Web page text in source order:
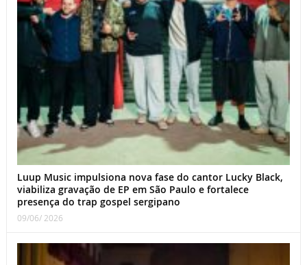
Luup Music impulsiona nova fase do cantor Lucky Black,
viabiliza gravação de EP em São Paulo e fortalece
presença do trap gospel sergipano
09/06/ 2026